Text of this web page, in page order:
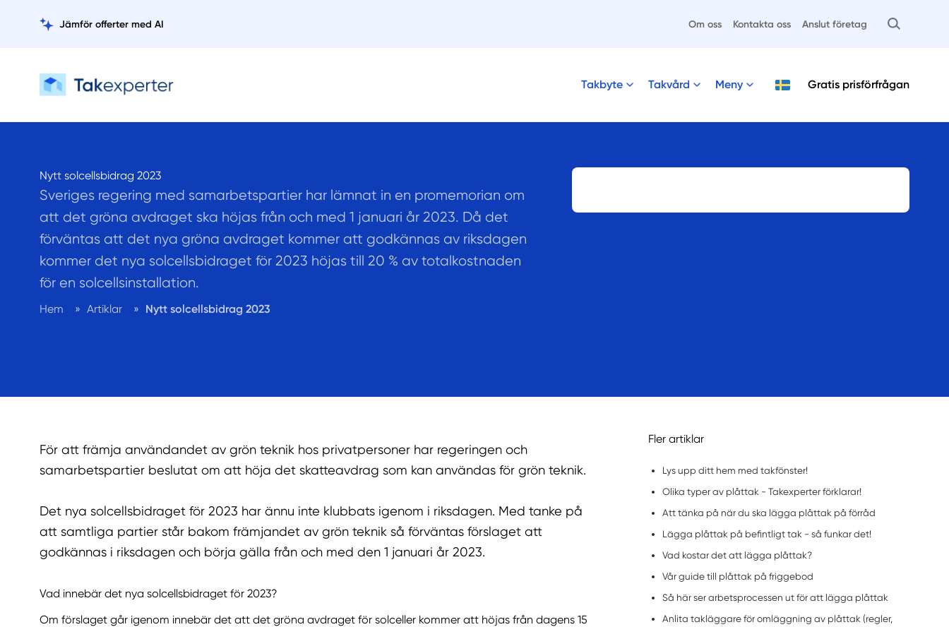
Jämför offerter med AI Om oss Kontakta oss Anslut företag
Takbyte Takvård Meny Gratis prisförfrågan
Nytt solcellsbidrag 2023
Sveriges regering med samarbetspartier har lämnat in en promemorian om
att det gröna avdraget ska höjas från och med 1 januari år 2023. Då det
förväntas att det nya gröna avdraget kommer att godkännas av riksdagen
kommer det nya solcellsbidraget för 2023 höjas till 20 % av totalkostnaden
för en solcellsinstallation.
Hem » Artiklar » Nytt solcellsbidrag 2023
För att främja användandet av grön teknik hos privatpersoner har regeringen och
samarbetspartier beslutat om att höja det skatteavdrag som kan användas för grön teknik.
Det nya solcellsbidraget för 2023 har ännu inte klubbats igenom i riksdagen. Med tanke på
att samtliga partier står bakom främjandet av grön teknik så förväntas förslaget att
godkännas i riksdagen och börja gälla från och med den 1 januari år 2023.
Vad innebär det nya solcellsbidraget för 2023?
Om förslaget går igenom innebär det att det gröna avdraget för solceller kommer att höjas från dagens 15
Fler artiklar
Lys upp ditt hem med takfönster!
Olika typer av plåttak - Takexperter förklarar!
Att tänka på när du ska lägga plåttak på förråd
Lägga plåttak på befintligt tak - så funkar det!
Vad kostar det att lägga plåttak?
Vår guide till plåttak på friggebod
Så här ser arbetsprocessen ut för att lägga plåttak
Anlita takläggare för omläggning av plåttak (regler,